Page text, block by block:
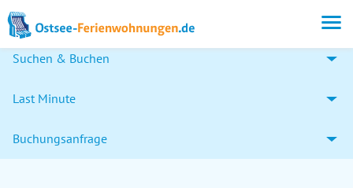
Suchen & Buchen
Last Minute
Buchungsanfrage